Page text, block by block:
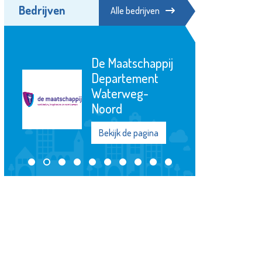
Bedrijven Alle bedrijven
Lentiz Life
College
Bekijk de pagina